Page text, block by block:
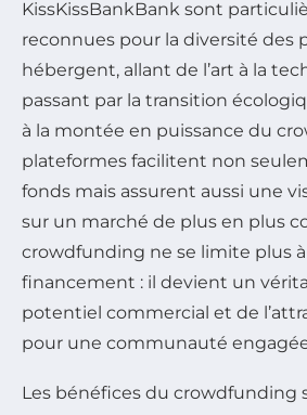
KissKissBankBank sont
reconnues pour la diversité des
hébergent, allant de l’art à la
passant par la transition
à la montée en puissance du
plateformes facilitent non
fonds mais assurent aussi une
sur un marché de plus en plus
crowdfunding ne se limite plus
financement : il devient un
potentiel commercial et de
pour une communauté
Les bénéfices du crowdfunding